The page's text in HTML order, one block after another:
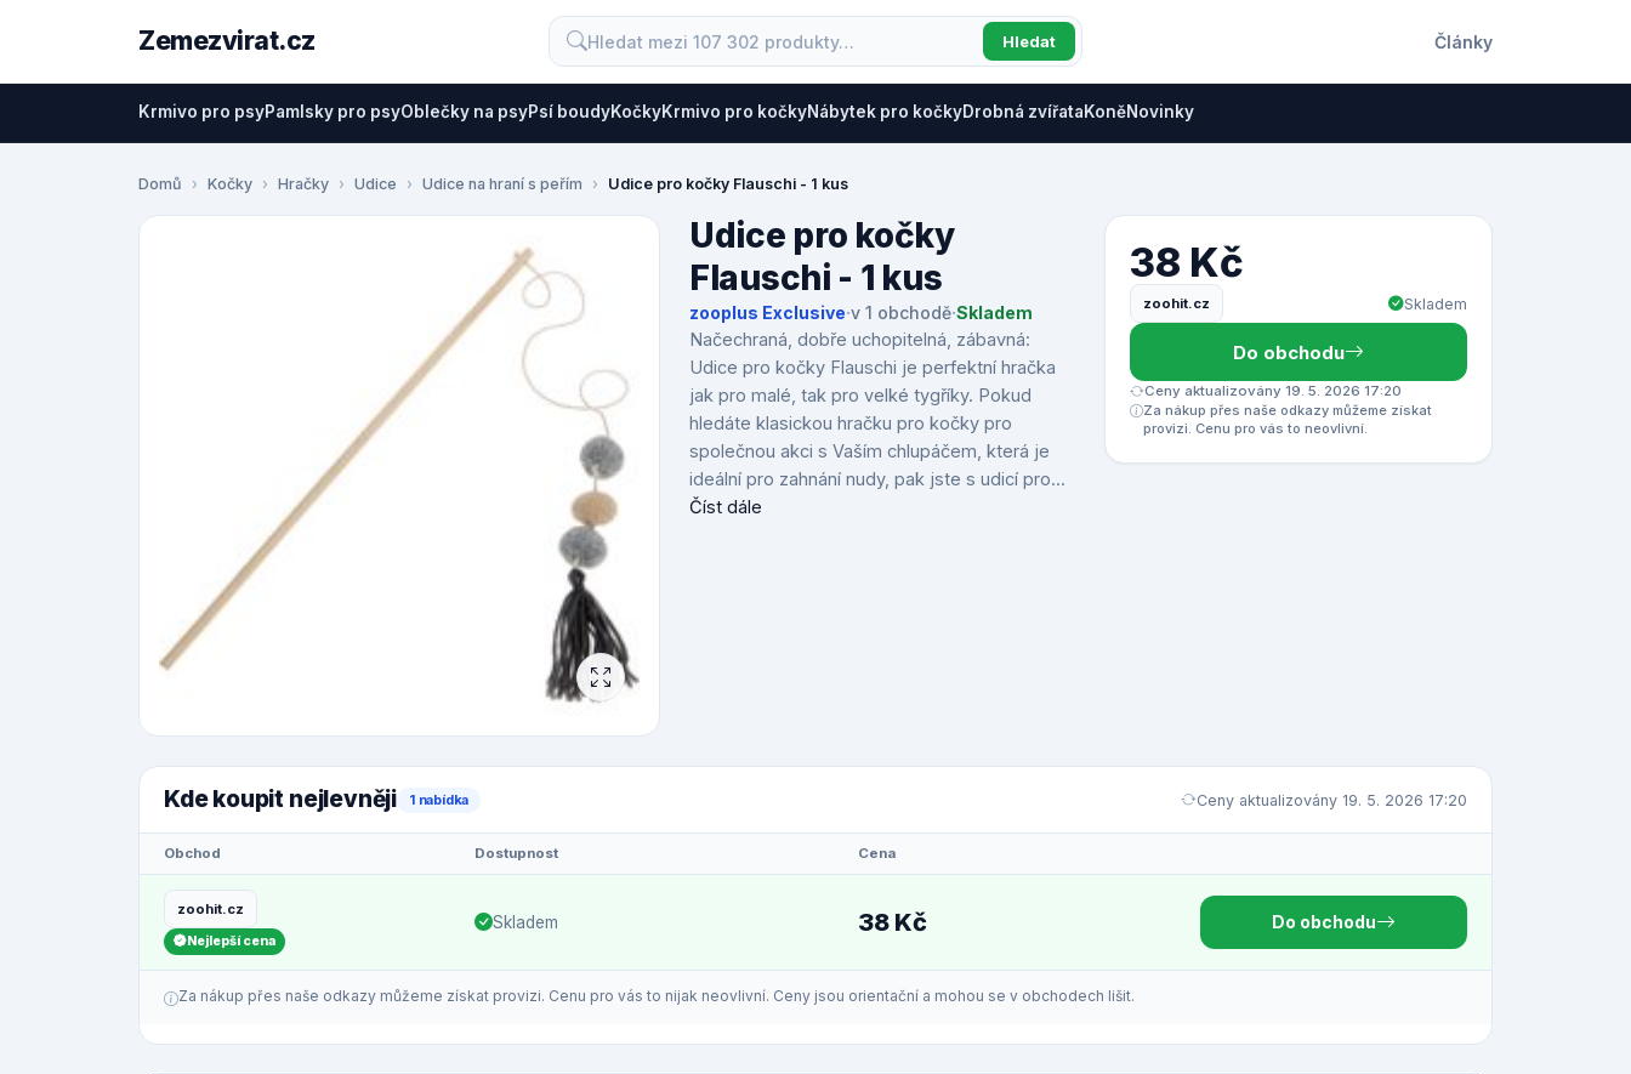
Zemezvirat.cz Hledat Články
Krmivo pro psyPamlsky pro psyOblečky na psyPsí boudyKočkyKrmivo pro kočkyNábytek pro kočkyDrobná zvířataKoněNovinky
Domů Kočky Hračky Udice Udice na hraní s peřím Udice pro kočky Flauschi - 1 kus
Udice pro kočky
Flauschi - 1 kus
zooplus Exclusive·v 1 obchodě·Skladem
Načechraná, dobře uchopitelná, zábavná:
Udice pro kočky Flauschi je perfektní hračka
jak pro malé, tak pro velké tygříky. Pokud
hledáte klasickou hračku pro kočky pro
společnou akci s Vaším chlupáčem, která je
ideální pro zahnání nudy, pak jste s udicí pro...
Číst dále
38 Kč
zoohit.cz Skladem
Do obchodu
Ceny aktualizovány 19. 5. 2026 17:20
Za nákup přes naše odkazy můžeme získat
provizi. Cenu pro vás to neovlivní.
Kde koupit nejlevněji 1 nabídka Ceny aktualizovány 19. 5. 2026 17:20
Obchod Dostupnost Cena
zoohit.cz
Nejlepší cena
Skladem 38 Kč Do obchodu
Za nákup přes naše odkazy můžeme získat provizi. Cenu pro vás to nijak neovlivní. Ceny jsou orientační a mohou se v obchodech lišit.